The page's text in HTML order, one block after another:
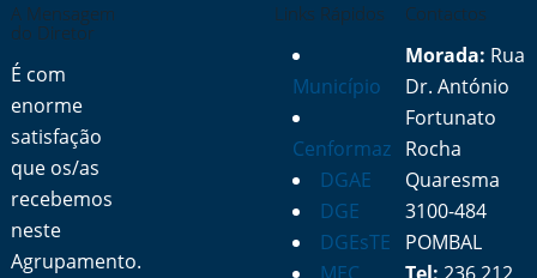
A Mensagem
do Diretor
É com
enorme
satisfação
que os/as
recebemos
neste
Agrupamento.
Links Rápidos
Município
Cenformaz
DGAE
DGE
DGEsTE
Contactos
Morada: Rua
Dr. António
Fortunato
Rocha
Quaresma
3100-484
POMBAL